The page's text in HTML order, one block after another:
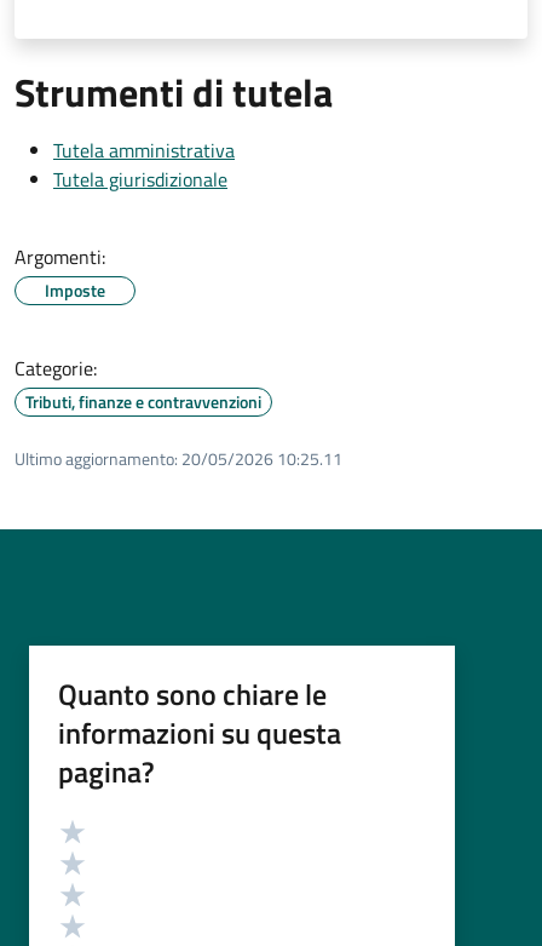
Strumenti di tutela
Tutela amministrativa
Tutela giurisdizionale
Argomenti:
Imposte
Categorie:
Tributi, finanze e contravvenzioni
Ultimo aggiornamento: 20/05/2026 10:25.11
Quanto sono chiare le
informazioni su questa
pagina?
Valutazione